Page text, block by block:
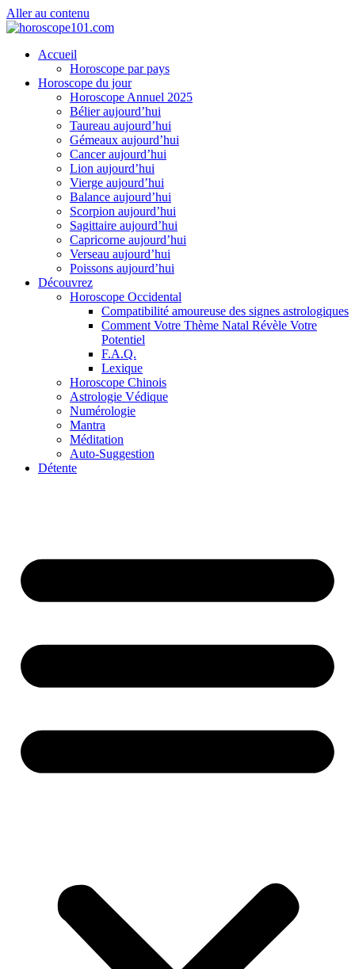
Aller au contenu
Accueil
Horoscope par pays
Horoscope du jour
Horoscope Annuel 2025
Bélier aujourd’hui
Taureau aujourd’hui
Gémeaux aujourd’hui
Cancer aujourd’hui
Lion aujourd’hui
Vierge aujourd’hui
Balance aujourd’hui
Scorpion aujourd’hui
Sagittaire aujourd’hui
Capricorne aujourd’hui
Verseau aujourd’hui
Poissons aujourd’hui
Découvrez
Horoscope Occidental
Compatibilité amoureuse des signes astrologiques
Comment Votre Thème Natal Révèle Votre
Potentiel
F.A.Q.
Lexique
Horoscope Chinois
Astrologie Védique
Numérologie
Mantra
Méditation
Auto-Suggestion
Détente